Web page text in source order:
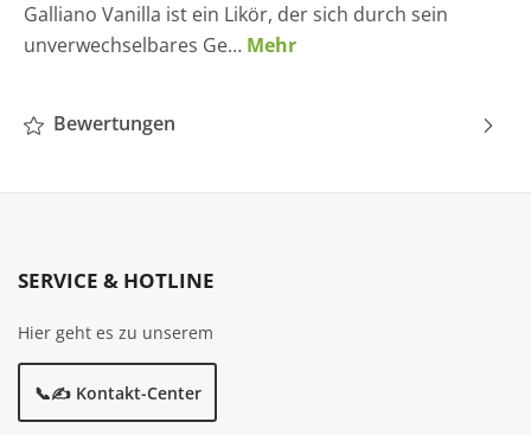
Galliano Vanilla ist ein Likör, der sich durch sein
unverwechselbares Ge… Mehr
Bewertungen
SERVICE & HOTLINE
Hier geht es zu unserem
📞✍️ Kontakt-Center